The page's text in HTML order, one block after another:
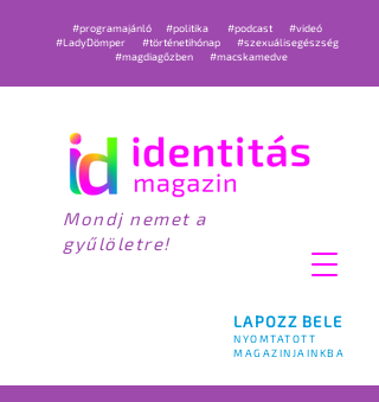
LAPOZZ BELE
NYOMTATOTT
MAGAZINJAINKBA
#programajánló #politika #podcast
#videó
#LadyDömper
#történetihónap
#szexuálisegészség
#magdiagőzben
#macskamedve
Mondj nemet a
gyűlöletre!